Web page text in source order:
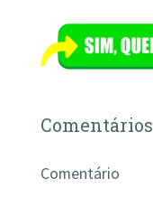
Comentários
Comentário